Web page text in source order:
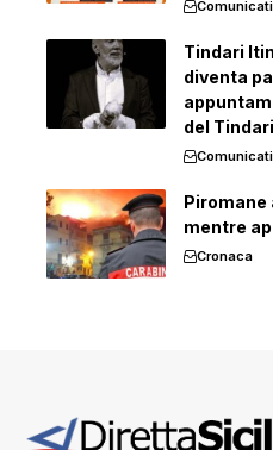
Tindari
diventa
del
Piromane
mentre
Cronaca